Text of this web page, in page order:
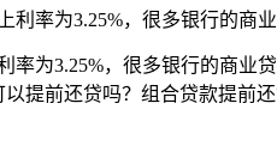
率为3.25%，很多银行的商业
为3.25%，很多银行的商业
提前还贷吗？组合贷款提前